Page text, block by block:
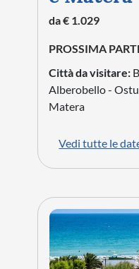
GIORNI
Siena e i
da € 739
Città da visitare:
- San Quirico -
Montepulciano